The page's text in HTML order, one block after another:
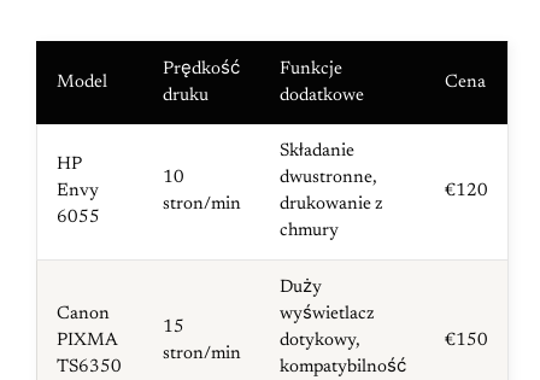
Model
Prędkość
druku
Funkcje
dodatkowe
Cena
HP
Envy
6055
10
stron/min
Składanie
dwustronne,
drukowanie z
chmury
€120
Canon
PIXMA
TS6350
15
stron/min
Duży
wyświetlacz
dotykowy,
kompatybilność
€150